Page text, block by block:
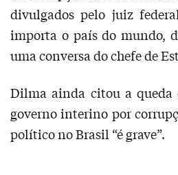
divulgados pelo juiz
importa o país do mundo,
uma conversa do chefe de
Dilma ainda citou a queda
governo interino por
político no Brasil “é grave”.